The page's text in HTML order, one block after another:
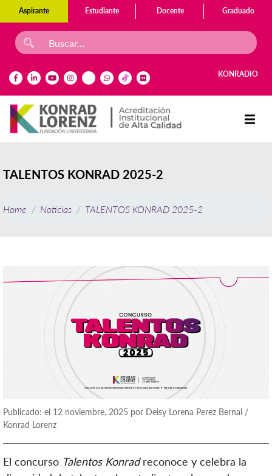
Aspirante Estudiante Docente Graduado
KONRADIO
TALENTOS KONRAD 2025-2
Home Noticias TALENTOS KONRAD 2025-2
Publicado: el 12 noviembre, 2025 por Deisy Lorena Perez Bernal /
Konrad Lorenz
El concurso Talentos Konradreconoce y celebra la